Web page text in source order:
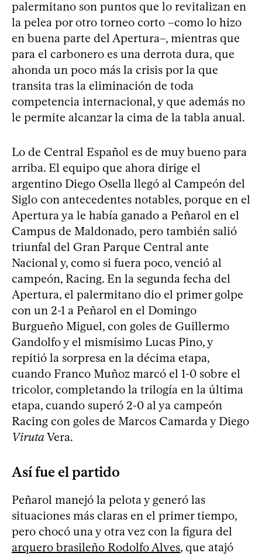
palermitano son puntos que lo revitalizan en
la pelea por otro torneo corto –como lo hizo
en buena parte del Apertura–, mientras que
para el carbonero es una derrota dura, que
ahonda un poco más la crisis por la que
transita tras la eliminación de toda
competencia internacional, y que además no
le permite alcanzar la cima de la tabla anual.
Lo de Central Español es de muy bueno para
arriba. El equipo que ahora dirige el
argentino Diego Osella llegó al Campeón del
Siglo con antecedentes notables, porque en el
Apertura ya le había ganado a Peñarol en el
Campus de Maldonado, pero también salió
triunfal del Gran Parque Central ante
Nacional y, como si fuera poco, venció al
campeón, Racing. En la segunda fecha del
Apertura, el palermitano dio el primer golpe
con un 2-1 a Peñarol en el Domingo
Burgueño Miguel, con goles de Guillermo
Gandolfo y el mismísimo Lucas Pino, y
repitió la sorpresa en la décima etapa,
cuando Franco Muñoz marcó el 1-0 sobre el
tricolor, completando la trilogía en la última
etapa, cuando superó 2-0 al ya campeón
Racing con goles de Marcos Camarda y Diego
VirutaVera.
Así fue el partido
Peñarol manejó la pelota y generó las
situaciones más claras en el primer tiempo,
pero chocó una y otra vez con la figura del
arquero brasileño Rodolfo Alves, que atajó